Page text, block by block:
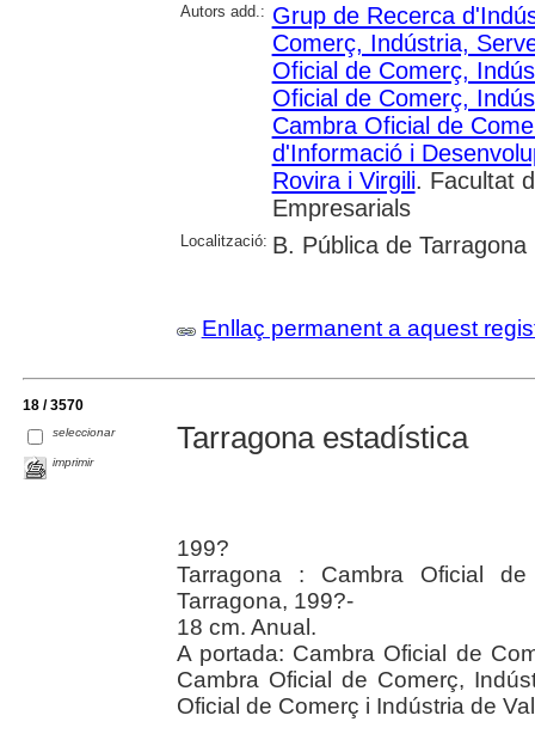
Autors add.: Grup de Recerca
Comerç, Indústria,
Oficial de Comerç,
Oficial de Comerç,
Cambra Oficial de
d'Informació i
Rovira i Virgili. Facultat
Empresarials
Localització: B. Pública de Tarragona
Enllaç permanent a aquest
18 / 3570
seleccionar
imprimir
Tarragona estadística
199?
Tarragona : Cambra Oficial
Tarragona, 199?-
18 cm. Anual.
A portada: Cambra Oficial de
Cambra Oficial de Comerç,
Oficial de Comerç i Indústria de